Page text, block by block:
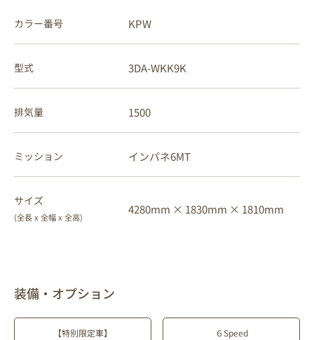
カラー番号 KPW
型式 3DA-WKK9K
排気量 1500
ミッション インパネ6MT
サイズ
(全長 x 全幅 x 全高)
4280mm × 1830mm × 1810mm
装備・オプション
【特別限定車】 ６Speed